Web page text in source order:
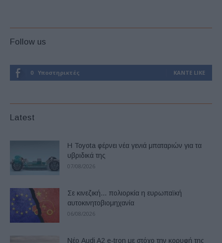
Follow us
0 Υποστηρικτές ΚΆΝΤΕ LIKE
Latest
Η Toyota φέρνει νέα γενιά μπαταριών για τα
υβριδικά της
07/08/2026
Σε κινεζική… πολιορκία η ευρωπαϊκή
αυτοκινητοβιομηχανία
06/08/2026
Νέο Audi A2 e-tron με στόχο την κορυφή της